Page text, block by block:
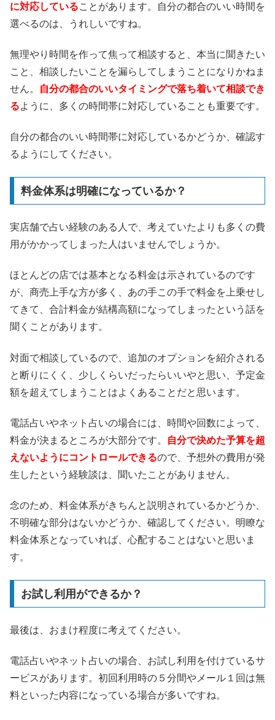
に対応していることがあります。自分の都合のいい時間を
選べるのは、うれしいですね。
無理やり時間を作って焦って相談すると、本当に聞きたい
こと、相談したいことを漏らしてしまうことになりかねま
せん。
自分の都合のいいタイミングで落ち着いて相談でき
るように、多くの時間帯に対応していることも重要です。
自分の都合のいい時間帯に対応しているかどうか、確認す
るようにしてください。
料金体系は明確になっているか？
実店舗で占い経験のある人で、考えていたよりも多くの費
用がかかってしまった人はいませんでしょうか。
ほとんどの店では基本となる料金は示されているのです
が、商売上手な方が多く、あの手この手で料金を上乗せし
てきて、合計料金が結構高額になってしまったという話を
聞くことがあります。
対面で相談しているので、追加のオプションを紹介される
と断りにくく、少しくらいだったらいいやと思い、予定金
額を超えてしまうことはよくあることだと思います。
電話占いやネット占いの場合には、時間や回数によって、
料金が決まるところが大部分です。
自分で決めた予算を超
えないようにコントロールできるので、予想外の費用が発
生したという経験談は、聞いたことがありません。
念のため、料金体系がきちんと説明されているかどうか、
不明確な部分はないかどうか、確認してください。明瞭な
料金体系となっていれば、心配することはないと思いま
す。
お試し利用ができるか？
最後は、おまけ程度に考えてください。
電話占いやネット占いの場合、お試し利用を付けているサ
ービスがあります。初回利用時の５分間やメール１回は無
料といった内容になっている場合が多いですね。